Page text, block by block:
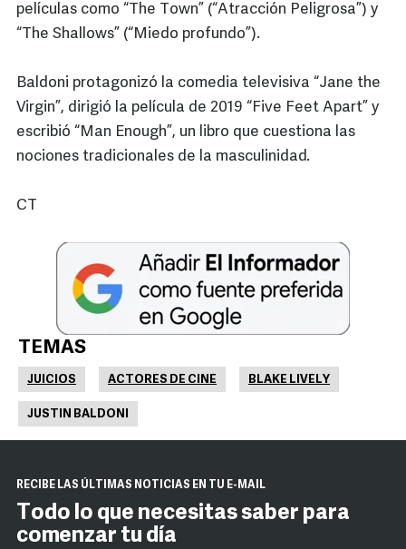
películas como “The Town” (“Atracción Peligrosa”) y
“The Shallows” (“Miedo profundo”).
Baldoni protagonizó la comedia televisiva “Jane the
Virgin”, dirigió la película de 2019 “Five Feet Apart” y
escribió “Man Enough”, un libro que cuestiona las
nociones tradicionales de la masculinidad.
CT
TEMAS
JUICIOS ACTORES DE CINE BLAKE LIVELY
JUSTIN BALDONI
RECIBE LAS ÚLTIMAS NOTICIAS EN TU E-MAIL
Todo lo que necesitas saber para
comenzar tu día